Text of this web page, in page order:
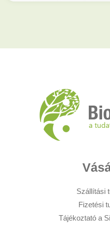
Szállítási
Fizetési
Tájékoztató a